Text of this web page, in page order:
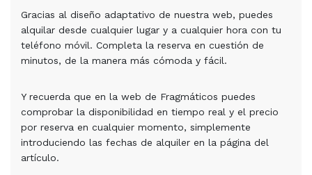
Gracias al diseño adaptativo de nuestra web, puedes
alquilar desde cualquier lugar y a cualquier hora con tu
teléfono móvil. Completa la reserva en cuestión de
minutos, de la manera más cómoda y fácil.
Y recuerda que en la web de Fragmáticos puedes
comprobar la disponibilidad en tiempo real y el precio
por reserva en cualquier momento, simplemente
introduciendo las fechas de alquiler en la página del
artículo.